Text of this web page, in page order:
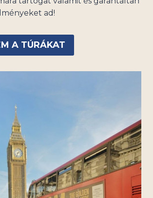
ad!
A TÚRÁKAT